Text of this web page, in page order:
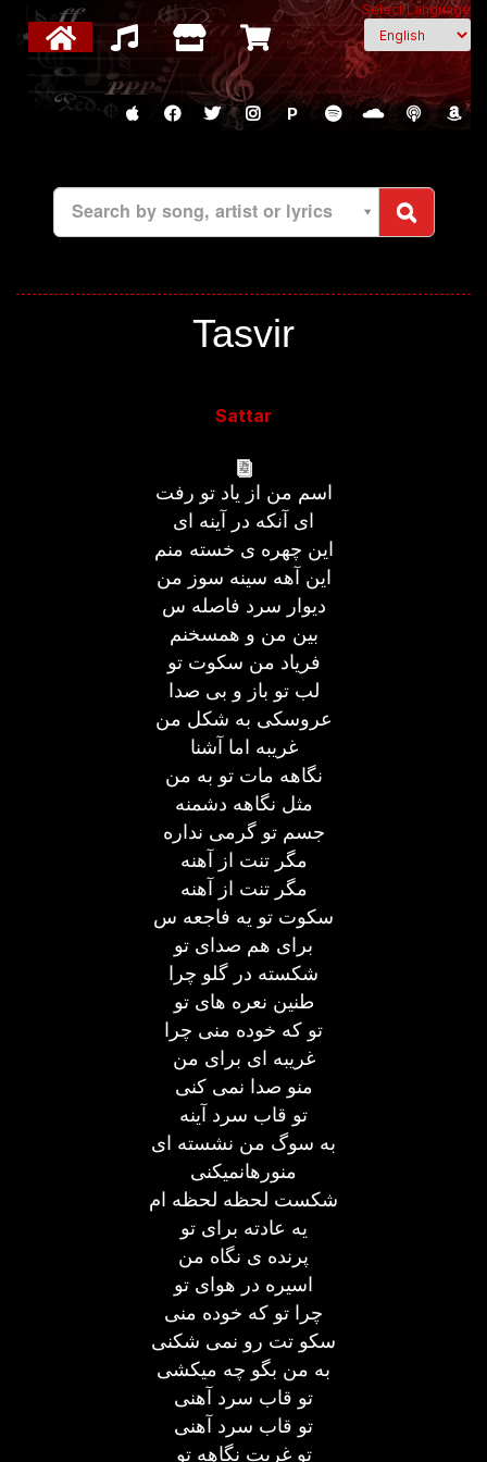
Select Language
P
Search by song, artist or lyrics
Tasvir
Sattar
اسم من از یاد تو رفت
ای آنکه در آینه ای
این چهره ی خسته منم
این آهه سینه سوز من
دیوار سرد فاصله س
بین من و همسخنم
فریاد من سکوت تو
لب تو باز و بی صدا
عروسکی به شکل من
غریبه اما آشنا
نگاهه مات تو به من
مثل نگاهه دشمنه
جسم تو گرمی نداره
مگر تنت از آهنه
مگر تنت از آهنه
سکوت تو یه فاجعه س
برای هم صدای تو
شکسته در گلو چرا
طنین نعره های تو
تو که خوده منی چرا
غریبه ای برای من
منو صدا نمی کنی
تو قاب سرد آینه
به سوگ من نشسته ای
منورهانمیکنی
شکست لحظه لحظه ام
یه عادته برای تو
پرنده ی نگاه من
اسیره در هوای تو
چرا تو که خوده منی
سکو تت رو نمی شکنی
به من بگو چه میکشی
تو قاب سرد آهنی
تو قاب سرد آهنی
تو غربت نگاهه تو